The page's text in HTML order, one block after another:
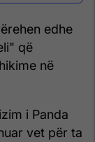
edhe
që
në
i Panda
vet për ta